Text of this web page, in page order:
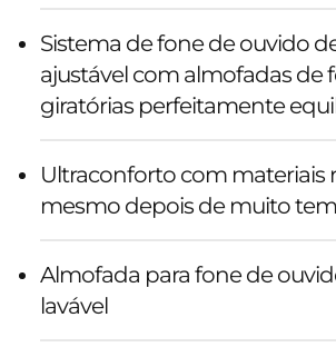
Sistema de fone de ouvido
ajustável com almofadas de
giratórias perfeitamente
Ultraconforto com materiais
mesmo depois de muito
Almofada para fone de
lavável